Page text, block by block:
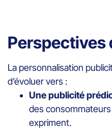
Perspectives
La personnalisation
d’évoluer vers :
Une publicité
des consommateurs
expriment.